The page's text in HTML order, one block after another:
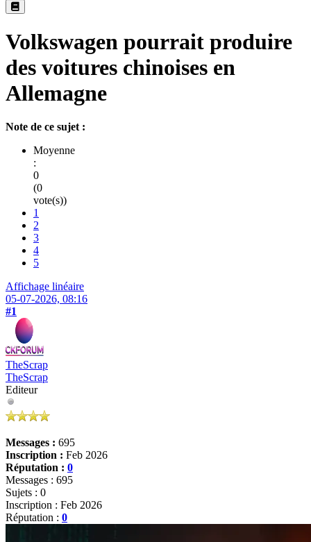
Volkswagen pourrait produire
des voitures chinoises en
Allemagne
Note de ce sujet :
Moyenne
:
0
(0
vote(s))
1
2
3
4
5
Affichage linéaire
05-07-2026, 08:16
#1
TheScrap
TheScrap
Editeur
Messages : 695
Inscription : Feb 2026
Réputation : 0
Messages : 695
Sujets : 0
Inscription : Feb 2026
Réputation : 0